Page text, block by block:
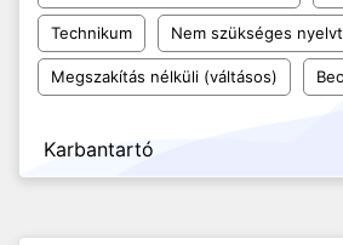
Technikum Nem szükséges
Megszakítás nélküli (váltásos)
Karbantartó